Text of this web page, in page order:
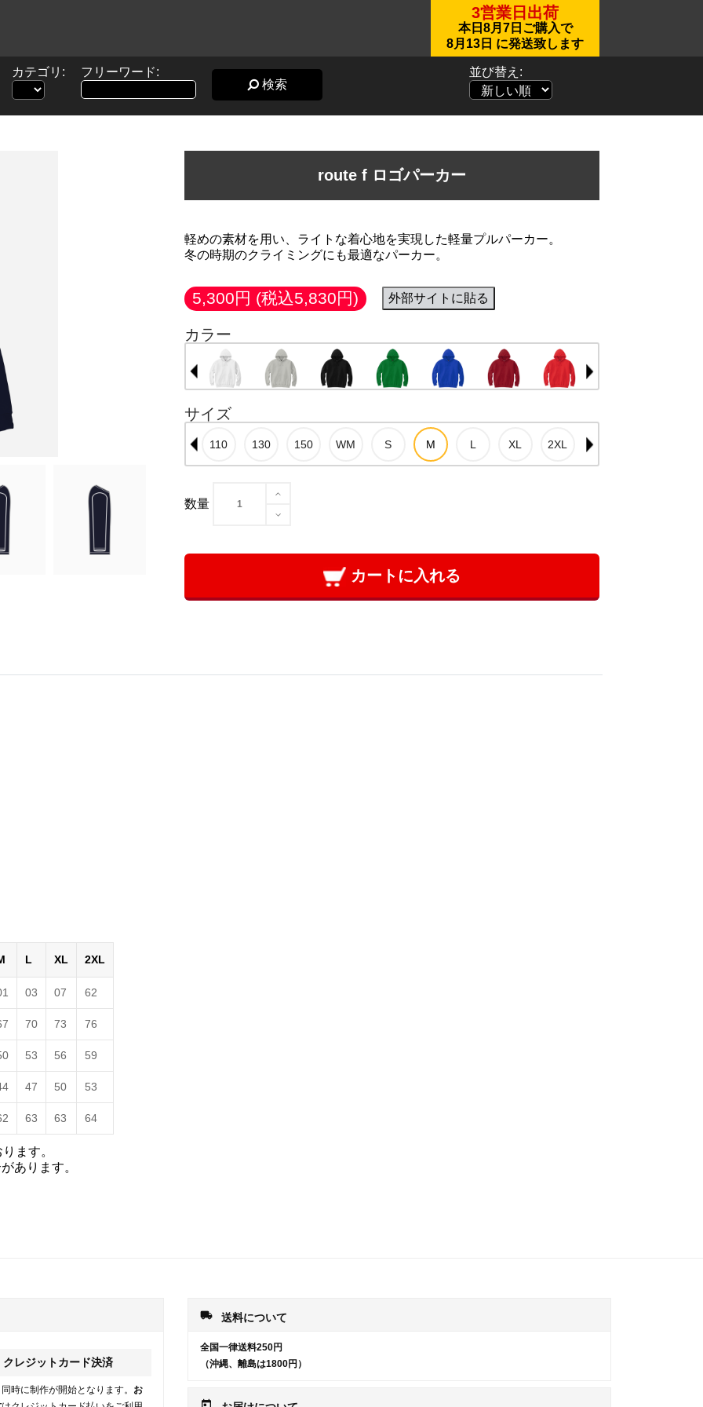
3営業日出荷
本日 8月7日 ご購入で
8月13日 に発送致します
カテゴリ:
フリーワード:
検索
並び替え:
route f ロゴパーカー
軽めの素材を用い、ライトな着心地を実現した軽量プルパーカー。
冬の時期のクライミングにも最適なパーカー。
5,300円 (税込5,830円) 外部サイトに貼る
カラー
サイズ
数量
カートに入れる
L XL 2XL
03 07 62
70 73 76
53 56 59
47 50 53
63 63 64
ます。
あります。
クレジットカード決済
時に制作が開始となります。 お
local_shipping 送料について
全国一律送料250円
（沖縄、離島は1800円）